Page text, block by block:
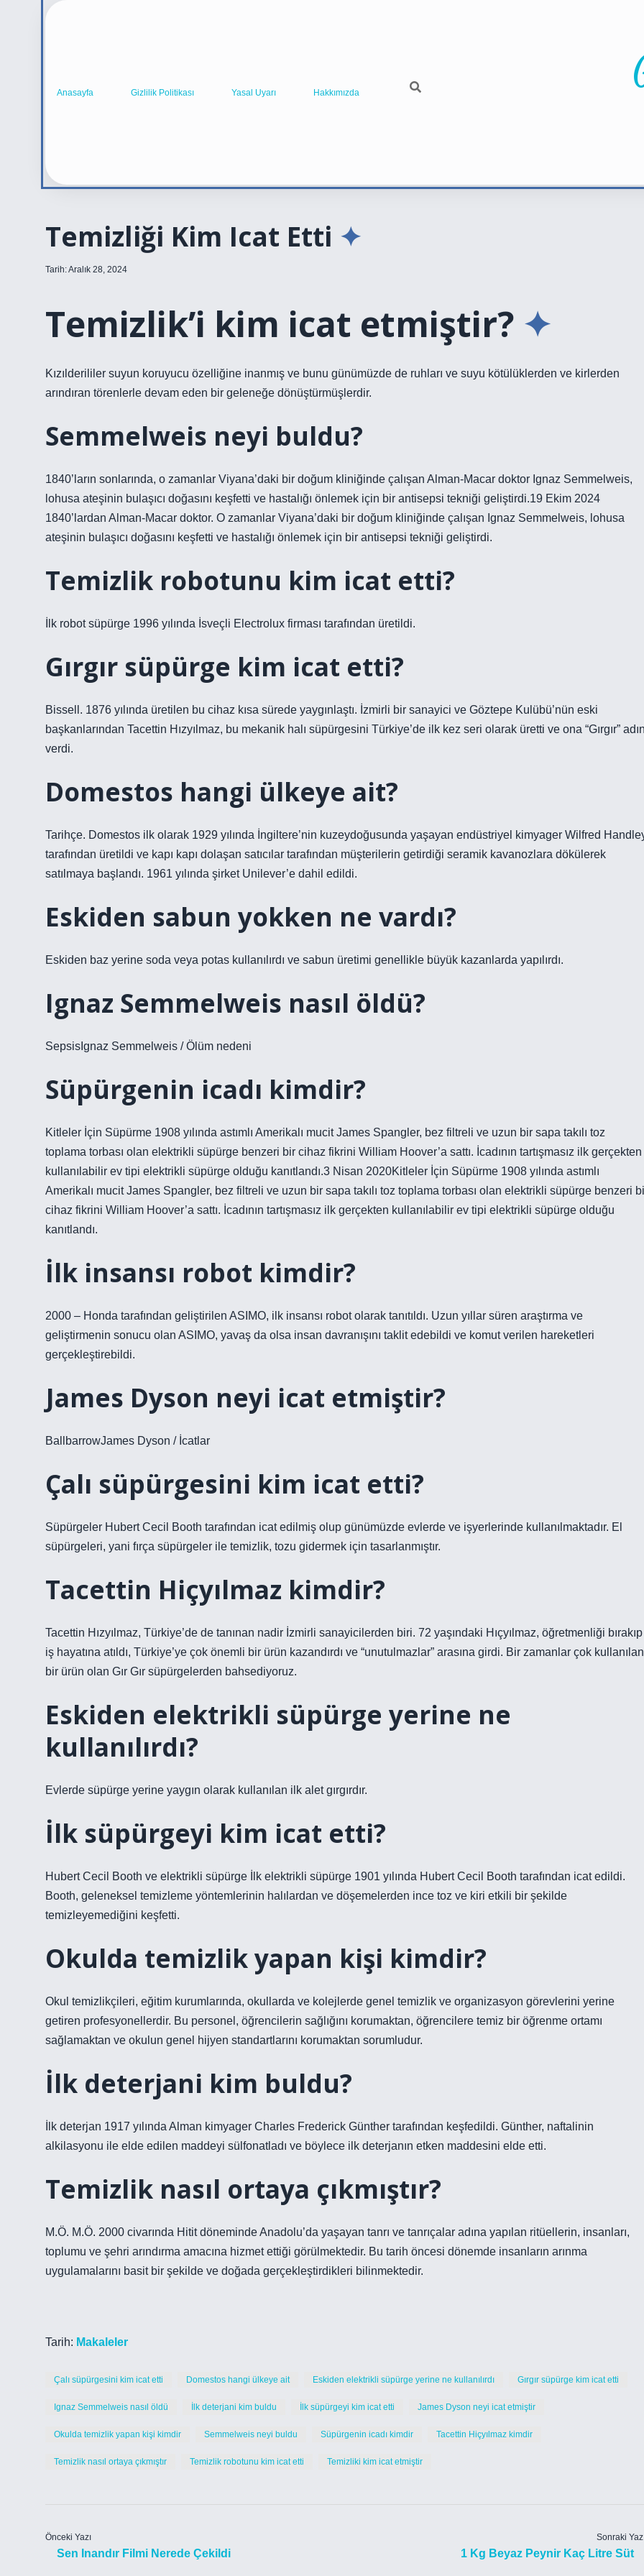
Anasayfa Gizlilik Politikası Yasal Uyarı Hakkımızda
Temizliği Kim Icat Etti
Tarih: Aralık 28, 2024
Temizlik’i kim icat etmiştir?
Kızılderililer suyun koruyucu özelliğine inanmış ve bunu günümüzde de ruhları ve suyu kötülüklerden ve kirlerden
arındıran törenlerle devam eden bir geleneğe dönüştürmüşlerdir.
Semmelweis neyi buldu?
1840’ların sonlarında, o zamanlar Viyana’daki bir doğum kliniğinde çalışan Alman-Macar doktor Ignaz Semmelweis,
lohusa ateşinin bulaşıcı doğasını keşfetti ve hastalığı önlemek için bir antisepsi tekniği geliştirdi.19 Ekim 2024
1840’lardan Alman-Macar doktor. O zamanlar Viyana’daki bir doğum kliniğinde çalışan Ignaz Semmelweis, lohusa
ateşinin bulaşıcı doğasını keşfetti ve hastalığı önlemek için bir antisepsi tekniği geliştirdi.
Temizlik robotunu kim icat etti?
İlk robot süpürge 1996 yılında İsveçli Electrolux firması tarafından üretildi.
Gırgır süpürge kim icat etti?
Bissell. 1876 yılında üretilen bu cihaz kısa sürede yaygınlaştı. İzmirli bir sanayici ve Göztepe Kulübü’nün eski
başkanlarından Tacettin Hızyılmaz, bu mekanik halı süpürgesini Türkiye’de ilk kez seri olarak üretti ve ona “Gırgır”
verdi.
Domestos hangi ülkeye ait?
Tarihçe. Domestos ilk olarak 1929 yılında İngiltere’nin kuzeydoğusunda yaşayan endüstriyel kimyager Wilfred
tarafından üretildi ve kapı kapı dolaşan satıcılar tarafından müşterilerin getirdiği seramik kavanozlara dökülerek
satılmaya başlandı. 1961 yılında şirket Unilever’e dahil edildi.
Eskiden sabun yokken ne vardı?
Eskiden baz yerine soda veya potas kullanılırdı ve sabun üretimi genellikle büyük kazanlarda yapılırdı.
Ignaz Semmelweis nasıl öldü?
SepsisIgnaz Semmelweis / Ölüm nedeni
Süpürgenin icadı kimdir?
Kitleler İçin Süpürme 1908 yılında astımlı Amerikalı mucit James Spangler, bez filtreli ve uzun bir sapa takılı toz
toplama torbası olan elektrikli süpürge benzeri bir cihaz fikrini William Hoover’a sattı. İcadının tartışmasız ilk gerçekten
kullanılabilir ev tipi elektrikli süpürge olduğu kanıtlandı.3 Nisan 2020Kitleler İçin Süpürme 1908 yılında astımlı
Amerikalı mucit James Spangler, bez filtreli ve uzun bir sapa takılı toz toplama torbası olan elektrikli süpürge benzeri
cihaz fikrini William Hoover’a sattı. İcadının tartışmasız ilk gerçekten kullanılabilir ev tipi elektrikli süpürge olduğu
kanıtlandı.
İlk insansı robot kimdir?
2000 – Honda tarafından geliştirilen ASIMO, ilk insansı robot olarak tanıtıldı. Uzun yıllar süren araştırma ve
geliştirmenin sonucu olan ASIMO, yavaş da olsa insan davranışını taklit edebildi ve komut verilen hareketleri
gerçekleştirebildi.
James Dyson neyi icat etmiştir?
BallbarrowJames Dyson / İcatlar
Çalı süpürgesini kim icat etti?
Süpürgeler Hubert Cecil Booth tarafından icat edilmiş olup günümüzde evlerde ve işyerlerinde kullanılmaktadır. El
süpürgeleri, yani fırça süpürgeler ile temizlik, tozu gidermek için tasarlanmıştır.
Tacettin Hiçyılmaz kimdir?
Tacettin Hızyılmaz, Türkiye’de de tanınan nadir İzmirli sanayicilerden biri. 72 yaşındaki Hıçyılmaz, öğretmenliği bırakıp
iş hayatına atıldı, Türkiye’ye çok önemli bir ürün kazandırdı ve “unutulmazlar” arasına girdi. Bir zamanlar çok kullanılan
bir ürün olan Gır Gır süpürgelerden bahsediyoruz.
Eskiden elektrikli süpürge yerine ne
kullanılırdı?
Evlerde süpürge yerine yaygın olarak kullanılan ilk alet gırgırdır.
İlk süpürgeyi kim icat etti?
Hubert Cecil Booth ve elektrikli süpürge İlk elektrikli süpürge 1901 yılında Hubert Cecil Booth tarafından icat edildi.
Booth, geleneksel temizleme yöntemlerinin halılardan ve döşemelerden ince toz ve kiri etkili bir şekilde
temizleyemediğini keşfetti.
Okulda temizlik yapan kişi kimdir?
Okul temizlikçileri, eğitim kurumlarında, okullarda ve kolejlerde genel temizlik ve organizasyon görevlerini yerine
getiren profesyonellerdir. Bu personel, öğrencilerin sağlığını korumaktan, öğrencilere temiz bir öğrenme ortamı
sağlamaktan ve okulun genel hijyen standartlarını korumaktan sorumludur.
İlk deterjani kim buldu?
İlk deterjan 1917 yılında Alman kimyager Charles Frederick Günther tarafından keşfedildi. Günther, naftalinin
alkilasyonu ile elde edilen maddeyi sülfonatladı ve böylece ilk deterjanın etken maddesini elde etti.
Temizlik nasıl ortaya çıkmıştır?
M.Ö. M.Ö. 2000 civarında Hitit döneminde Anadolu’da yaşayan tanrı ve tanrıçalar adına yapılan ritüellerin, insanları,
toplumu ve şehri arındırma amacına hizmet ettiği görülmektedir. Bu tarih öncesi dönemde insanların arınma
uygulamalarını basit bir şekilde ve doğada gerçekleştirdikleri bilinmektedir.
Tarih: Makaleler
Çalı süpürgesini kim icat etti Domestos hangi ülkeye ait Eskiden elektrikli süpürge yerine ne kullanılırdı Gırgır süpürge kim icat etti
Ignaz Semmelweis nasıl öldü İlk deterjani kim buldu İlk süpürgeyi kim icat etti James Dyson neyi icat etmiştir
Okulda temizlik yapan kişi kimdir Semmelweis neyi buldu Süpürgenin icadı kimdir Tacettin Hiçyılmaz kimdir
Temizlik nasıl ortaya çıkmıştır Temizlik robotunu kim icat etti Temizliki kim icat etmiştir
Önceki Yazı
Sen Inandır Filmi Nerede Çekildi
Sonraki
1 Kg Beyaz Peynir Kaç Litre Süt